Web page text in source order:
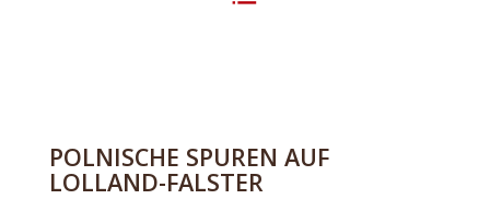
POLNISCHE SPUREN AUF
LOLLAND-FALSTER